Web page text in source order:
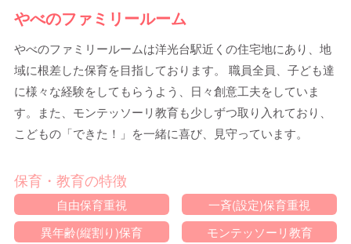
やべのファミリールーム
やべのファミリールームは洋光台駅近くの住宅地にあり、地
域に根差した保育を目指しております。 職員全員、子ども達
に様々な経験をしてもらうよう、日々創意工夫をしていま
す。また、モンテッソーリ教育も少しずつ取り入れており、
こどもの「できた！」を一緒に喜び、見守っています。
保育・教育の特徴
自由保育重視
一斉(設定)保育重視
異年齢(縦割り)保育
モンテッソーリ教育